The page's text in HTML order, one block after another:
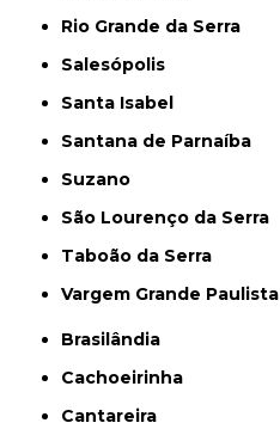
Rio Grande da Serra
Salesópolis
Santa Isabel
Santana de Parnaíba
Suzano
São Lourenço da Serra
Taboão da Serra
Vargem Grande Paulista
Brasilândia
Cachoeirinha
Cantareira